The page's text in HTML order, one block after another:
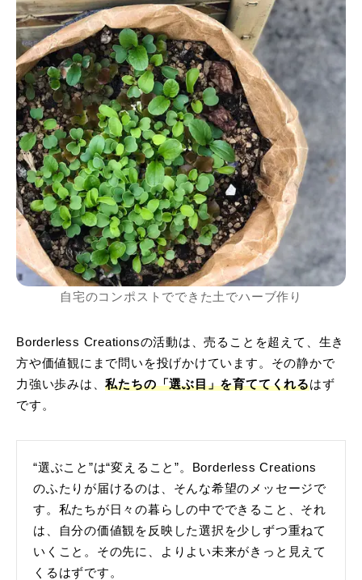
自宅のコンポストでできた土でハーブ作り
Borderless Creationsの活動は、売ることを超えて、生き
方や価値観にまで問いを投げかけています。その静かで
力強い歩みは、私たちの「選ぶ目」を育ててくれるはず
です。
“選ぶこと”は“変えること”。Borderless Creations
のふたりが届けるのは、そんな希望のメッセージで
す。私たちが日々の暮らしの中でできること、それ
は、自分の価値観を反映した選択を少しずつ重ねて
いくこと。その先に、よりよい未来がきっと見えて
くるはずです。